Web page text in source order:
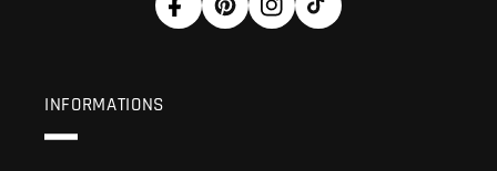
FacebookPinterestInstagram
TikTok
INFORMATIONS